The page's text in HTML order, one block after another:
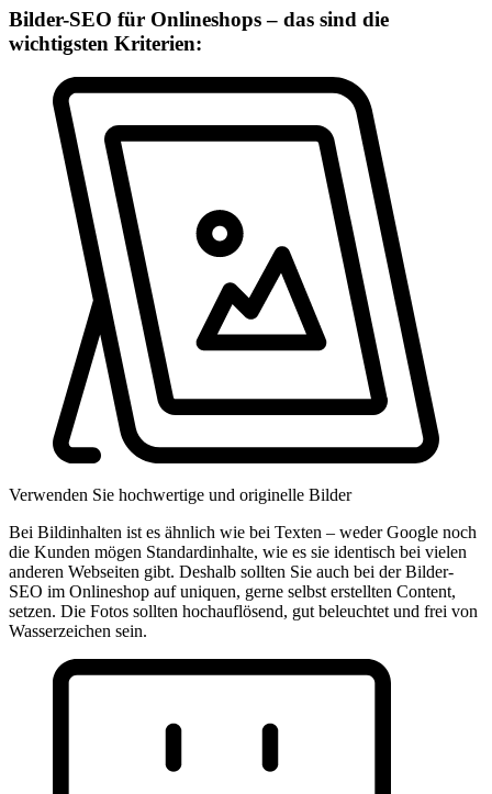
Bilder-SEO für Onlineshops – das sind die
wichtigsten Kriterien:
Verwenden Sie hochwertige und originelle Bilder
Bei Bildinhalten ist es ähnlich wie bei Texten – weder Google noch
die Kunden mögen Standardinhalte, wie es sie identisch bei vielen
anderen Webseiten gibt. Deshalb sollten Sie auch bei der Bilder-
SEO im Onlineshop auf uniquen, gerne selbst erstellten Content,
setzen. Die Fotos sollten hochauflösend, gut beleuchtet und frei von
Wasserzeichen sein.